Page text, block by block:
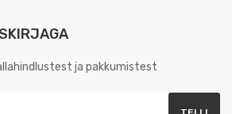
ja pakkumistest